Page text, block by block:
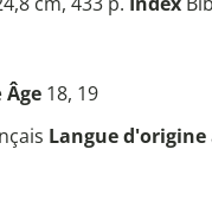
Âge 18, 19
Langue d'origine